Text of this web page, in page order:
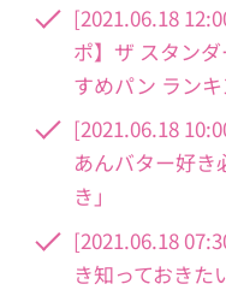
[2021.06.18
ポ】ザ スタン
すめパン ラン
[2021.06.18
あんバター好き
き」
[2021.06.18
き知っておきた